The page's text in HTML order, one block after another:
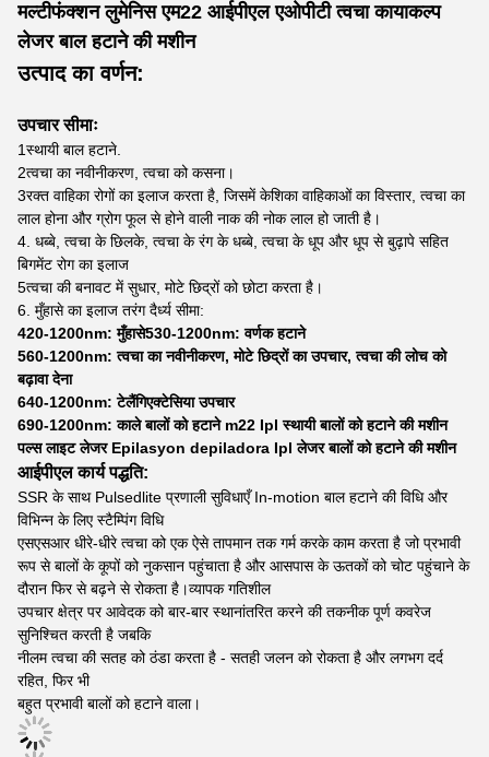
मल्टीफंक्शन लुमेनिस एम22 आईपीएल एओपीटी त्वचा कायाकल्प
लेजर बाल हटाने की मशीन
उत्पाद का वर्णन:
उपचार सीमाः
1स्थायी बाल हटाने.
2त्वचा का नवीनीकरण, त्वचा को कसना।
3रक्त वाहिका रोगों का इलाज करता है, जिसमें केशिका वाहिकाओं का विस्तार, त्वचा का
लाल होना और ग्रोग फूल से होने वाली नाक की नोक लाल हो जाती है।
4. धब्बे, त्वचा के छिलके, त्वचा के रंग के धब्बे, त्वचा के धूप और धूप से बुढ़ापे सहित
बिगमेंट रोग का इलाज
5त्वचा की बनावट में सुधार, मोटे छिद्रों को छोटा करता है।
6. मुँहासे का इलाज तरंग दैर्ध्य सीमा:
420-1200nm: मुँहासे530-1200nm: वर्णक हटाने
560-1200nm: त्वचा का नवीनीकरण, मोटे छिद्रों का उपचार, त्वचा की लोच को
बढ़ावा देना
640-1200nm: टेलैंगिएक्टेसिया उपचार
690-1200nm: काले बालों को हटाने m22 Ipl स्थायी बालों को हटाने की मशीन
पल्स लाइट लेजर Epilasyon depiladora Ipl लेजर बालों को हटाने की मशीन
आईपीएल कार्य पद्धति:
SSR के साथ Pulsedlite प्रणाली सुविधाएँ In-motion बाल हटाने की विधि और
विभिन्न के लिए स्टैम्पिंग विधि
एसएसआर धीरे-धीरे त्वचा को एक ऐसे तापमान तक गर्म करके काम करता है जो प्रभावी
रूप से बालों के कूपों को नुकसान पहुंचाता है और आसपास के ऊतकों को चोट पहुंचाने के
दौरान फिर से बढ़ने से रोकता है।व्यापक गतिशील
उपचार क्षेत्र पर आवेदक को बार-बार स्थानांतरित करने की तकनीक पूर्ण कवरेज
सुनिश्चित करती है जबकि
नीलम त्वचा की सतह को ठंडा करता है - सतही जलन को रोकता है और लगभग दर्द
रहित, फिर भी
बहुत प्रभावी बालों को हटाने वाला।